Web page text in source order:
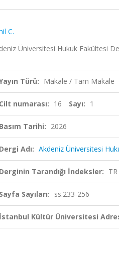
C.
Üniversitesi Hukuk Fakültesi
Türü: Makale / Tam Makale
Cilt numarası: 16 Sayı: 1
Basım Tarihi: 2026
Dergi Adı: Akdeniz Üniversitesi
Derginin Tarandığı İndeksler:
Sayfa Sayıları: ss.233-256
İstanbul Kültür Üniversitesi